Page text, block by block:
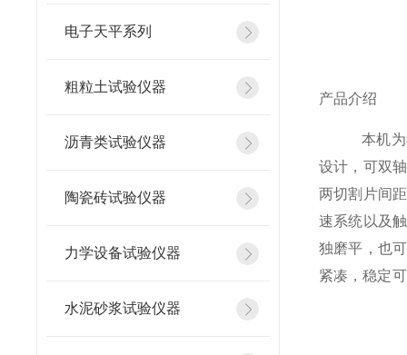
电子天平系列
粗粒土试验仪器
沥青类试验仪器
陶瓷砖试验仪器
力学设备试验仪器
水泥砂浆试验仪器
产品介绍
本机
设计，可双
两切割片间
速系统以及
独磨平，也
紧凑，稳定